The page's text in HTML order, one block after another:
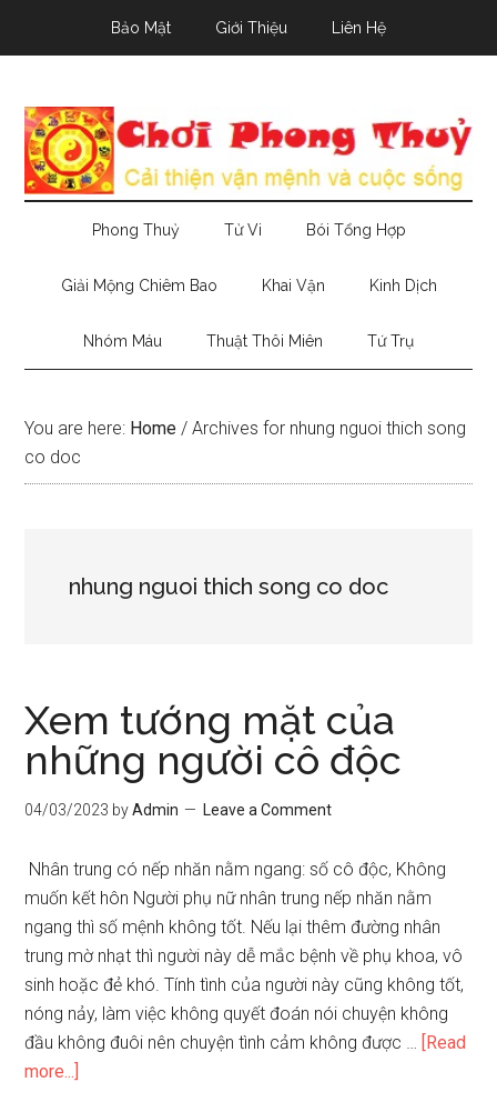
Bảo Mật Giới Thiệu Liên Hệ
Phong Thuỷ Tử Vi Bói Tổng Hợp
Giải Mộng Chiêm Bao Khai Vận Kinh Dịch
Nhóm Máu Thuật Thôi Miên Tứ Trụ
You are here: Home / Archives for nhung nguoi thich song
co doc
nhung nguoi thich song co doc
Xem tướng mặt của
những người cô độc
04/03/2023 byAdmin Leave a Comment
Nhân trung có nếp nhăn nằm ngang: số cô độc, Không
muốn kết hôn Người phụ nữ nhân trung nếp nhăn nằm
ngang thì số mệnh không tốt. Nếu lại thêm đường nhân
trung mờ nhạt thì người này dễ mắc bệnh về phụ khoa, vô
sinh hoặc đẻ khó. Tính tình của người này cũng không tốt,
nóng nảy, làm việc không quyết đoán nói chuyện không
đầu không đuôi nên chuyện tình cảm không được … [Read
more...]